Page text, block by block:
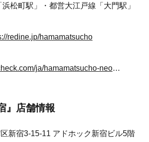
松町駅」・都営大江戸線「大門駅」
redine.jp/hamamatsucho
https://www.tablecheck.com/ja/hamamatsucho-neo-yokocho/reserve/message?utm_source=press-release
』店舗情報
新宿3-15-11 アドホック新宿ビル5階